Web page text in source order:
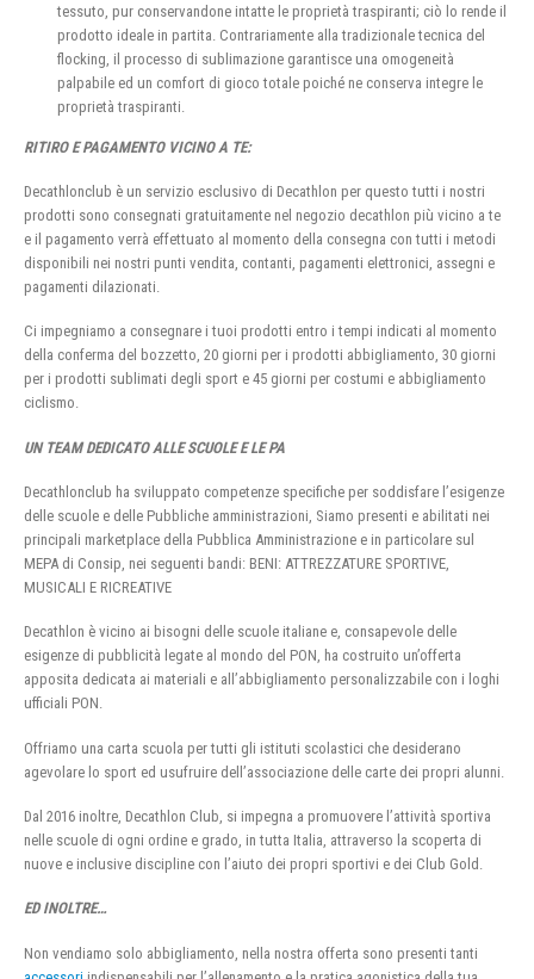
tessuto, pur conservandone intatte le proprietà traspiranti; ciò lo rende il
prodotto ideale in partita. Contrariamente alla tradizionale tecnica del
flocking, il processo di sublimazione garantisce una omogeneità
palpabile ed un comfort di gioco totale poiché ne conserva integre le
proprietà traspiranti.
RITIRO E PAGAMENTO VICINO A TE:
Decathlonclub è un servizio esclusivo di Decathlon per questo tutti i nostri
prodotti sono consegnati gratuitamente nel negozio decathlon più vicino a te
e il pagamento verrà effettuato al momento della consegna con tutti i metodi
disponibili nei nostri punti vendita, contanti, pagamenti elettronici, assegni e
pagamenti dilazionati.
Ci impegniamo a consegnare i tuoi prodotti entro i tempi indicati al momento
della conferma del bozzetto, 20 giorni per i prodotti abbigliamento, 30 giorni
per i prodotti sublimati degli sport e 45 giorni per costumi e abbigliamento
ciclismo.
UN TEAM DEDICATO ALLE SCUOLE E LE PA
Decathlonclub ha sviluppato competenze specifiche per soddisfare l’esigenze
delle scuole e delle Pubbliche amministrazioni, Siamo presenti e abilitati nei
principali marketplace della Pubblica Amministrazione e in particolare sul
MEPA di Consip, nei seguenti bandi: BENI: ATTREZZATURE SPORTIVE,
MUSICALI E RICREATIVE
Decathlon è vicino ai bisogni delle scuole italiane e, consapevole delle
esigenze di pubblicità legate al mondo del PON, ha costruito un’offerta
apposita dedicata ai materiali e all’abbigliamento personalizzabile con i loghi
ufficiali PON.
Offriamo una carta scuola per tutti gli istituti scolastici che desiderano
agevolare lo sport ed usufruire dell’associazione delle carte dei propri alunni.
Dal 2016 inoltre, Decathlon Club, si impegna a promuovere l’attività sportiva
nelle scuole di ogni ordine e grado, in tutta Italia, attraverso la scoperta di
nuove e inclusive discipline con l’aiuto dei propri sportivi e dei Club Gold.
ED INOLTRE…
Non vendiamo solo abbigliamento, nella nostra offerta sono presenti tanti